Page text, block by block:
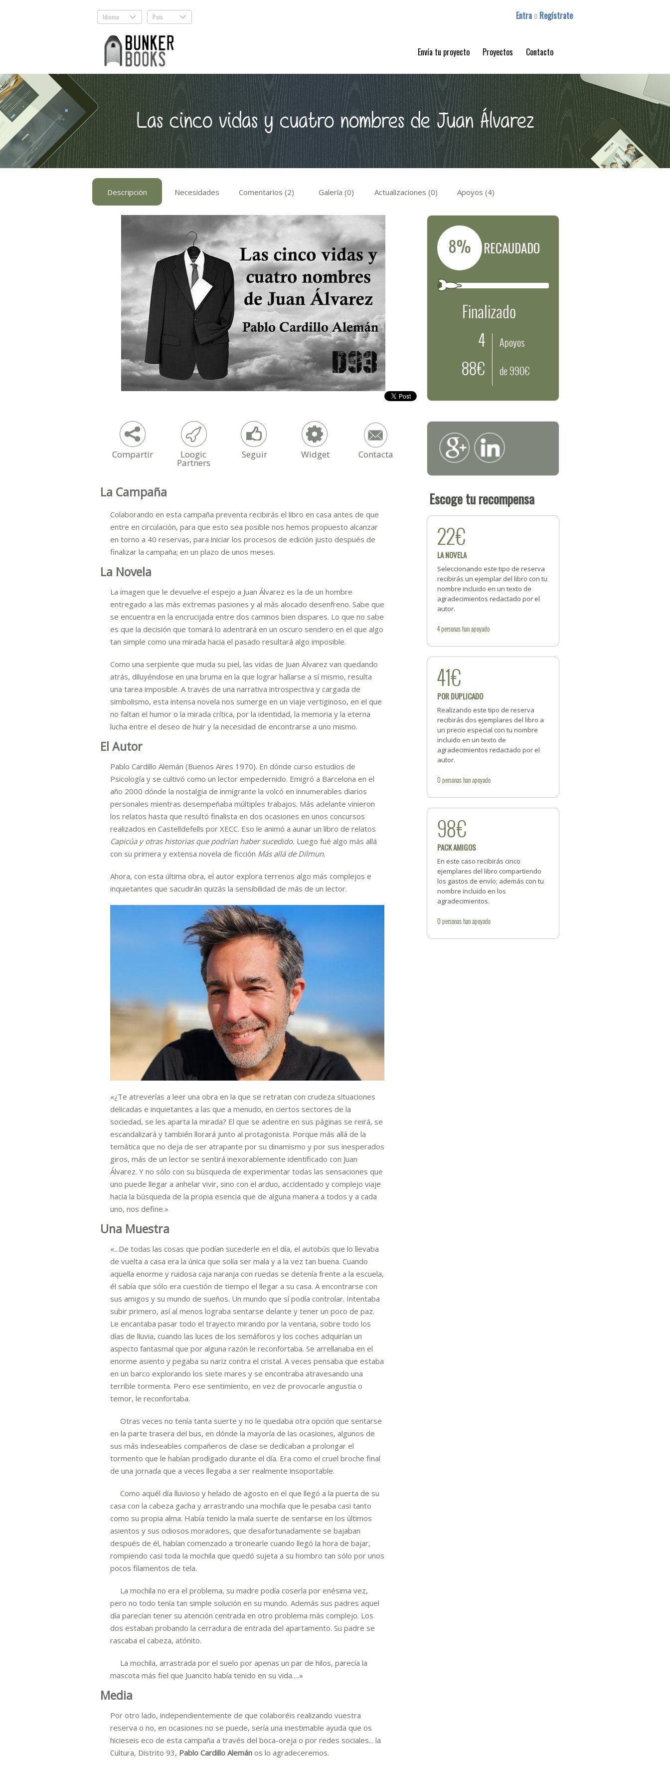
Idioma . País . Entra o Regístrate
Envía tu proyecto Proyectos Contacto
Las cinco vidas y cuatro nombres de Juan Álvarez
Descripción Necesidades Comentarios (2) Galería (0) Actualizaciones (0) Apoyos (4)
Compartir Loogic
Partners
Seguir Widget Contacta
La Campaña
Colaborando en esta campaña preventa recibirás el libro en casa antes de que
entre en circulación, para que esto sea posible nos hemos propuesto alcanzar
en torno a 40 reservas, para iniciar los procesos de edición justo después de
finalizar la campaña; en un plazo de unos meses.
La Novela
La imagen que le devuelve el espejo a Juan Álvarez es la de un hombre
entregado a las más extremas pasiones y al más alocado desenfreno. Sabe que
se encuentra en la encrucijada entre dos caminos bien dispares. Lo que no sabe
es que la decisión que tomará lo adentrará en un oscuro sendero en el que algo
tan simple como una mirada hacia el pasado resultará algo imposible.
Como una serpiente que muda su piel, las vidas de Juan Älvarez van quedando
atrás, diluyéndose en una bruma en la que lograr hallarse a sí mismo, resulta
una tarea imposible. A través de una narrativa introspectiva y cargada de
simbolismo, esta intensa novela nos sumerge en un viaje vertiginoso, en el que
no faltan el humor o la mirada crítica, por la identidad, la memoria y la eterna
lucha entre el deseo de huir y la necesidad de encontrarse a uno mismo.
El Autor
Pablo Cardillo Alemán (Buenos Aires 1970). En dónde curso estudios de
Psicología y se cultivó como un lector empedernido. Emigró a Barcelona en el
año 2000 dónde la nostalgia de inmigrante la volcó en innumerables diarios
personales mientras desempeñaba múltiples trabajos. Más adelante vinieron
los relatos hasta que resultó finalista en dos ocasiones en unos concursos
realizados en Castelldefells por XECC. Eso le animó a aunar un libro de relatos
Capicúa y otras historias que podrían haber sucedido. Luego fué algo más allá
con su primera y extensa novela de ficción Más allá de Dilmun.
Ahora, con esta última obra, el autor explora terrenos algo más complejos e
inquietantes que sacudirán quizás la sensibilidad de más de un lector.
«¿Te atreverías a leer una obra en la que se retratan con crudeza situaciones
delicadas e inquietantes a las que a menudo, en ciertos sectores de la
sociedad, se les aparta la mirada? El que se adentre en sus páginas se reirá, se
escandalizará y también llorará junto al protagonista. Porque más allá de la
temática que no deja de ser atrapante por su dinamismo y por sus inesperados
giros, más de un lector se sentirá inexorablemente identificado con Juan
Álvarez. Y no sólo con su búsqueda de experimentar todas las sensaciones que
uno puede llegar a anhelar vivir, sino con el arduo, accidentado y complejo viaje
hacia la búsqueda de la propia esencia que de alguna manera a todos y a cada
uno, nos define.»
Una Muestra
«...De todas las cosas que podían sucederle en el día, el autobús que lo llevaba
de vuelta a casa era la única que solía ser mala y a la vez tan buena. Cuando
aquella enorme y ruidosa caja naranja con ruedas se detenía frente a la escuela,
él sabía que sólo era cuestión de tiempo el llegar a su casa. A encontrarse con
sus amigos y su mundo de sueños. Un mundo que sí podía controlar. Intentaba
subir primero, así al menos lograba sentarse delante y tener un poco de paz.
Le encantaba pasar todo el trayecto mirando por la ventana, sobre todo los
días de lluvia, cuando las luces de los semáforos y los coches adquirían un
aspecto fantasmal que por alguna razón le reconfortaba. Se arrellanaba en el
enorme asiento y pegaba su nariz contra el cristal. A veces pensaba que estaba
en un barco explorando los siete mares y se encontraba atravesando una
terrible tormenta. Pero ese sentimiento, en vez de provocarle angustia o
temor, le reconfortaba.
Otras veces no tenía tanta suerte y no le quedaba otra opción que sentarse
en la parte trasera del bus, en dónde la mayoría de las ocasiones, algunos de
sus más indeseables compañeros de clase se dedicaban a prolongar el
tormento que le habían prodigado durante el día. Era como el cruel broche final
de una jornada que a veces llegaba a ser realmente insoportable.
Como aquél día lluvioso y helado de agosto en el que llegó a la puerta de su
casa con la cabeza gacha y arrastrando una mochila que le pesaba casi tanto
como su propia alma. Había tenido la mala suerte de sentarse en los últimos
asientos y sus odiosos moradores, que desafortunadamente se bajaban
después de él, habían comenzado a tironearle cuando llegó la hora de bajar,
rompiendo casi toda la mochila que quedó sujeta a su hombro tan sólo por unos
pocos filamentos de tela.
La mochila no era el problema, su madre podía coserla por enésima vez,
pero no todo tenía tan simple solución en su mundo. Además sus padres aquel
día parecían tener su atención centrada en otro problema más complejo. Los
dos estaban probando la cerradura de entrada del apartamento. Su padre se
rascaba el cabeza, atónito.
La mochila, arrastrada por el suelo por apenas un par de hilos, parecía la
mascota más fiel que Juancito había tenido en su vida….»
Media
Por otro lado, independientemente de que colaboréis realizando vuestra
reserva o no, en ocasiones no se puede, sería una inestimable ayuda que os
hicieseis eco de esta campaña a través del boca-oreja o por redes sociales... la
Cultura, Distrito 93, Pablo Cardillo Alemán os lo agradeceremos.
8% RECAUDADO
Finalizado
4
88€
Apoyos
de 990€
Escoge tu recompensa
22€
LA NOVELA
Seleccionando este tipo de reserva
recibirás un ejemplar del libro con tu
nombre incluido en un texto de
agradecimientos redactado por el
autor.
4personashan apoyado
41€
POR DUPLICADO
Realizando este tipo de reserva
recibirás dos ejemplares del libro a
un precio especial con tu nombre
incluido en un texto de
agradecimientos redactado por el
autor.
0personashan apoyado
98€
PACK AMIGOS
En este caso recibirás cinco
ejemplares del libro compartiendo
los gastos de envío; además con tu
nombre incluido en los
agradecimientos.
0personashan apoyado